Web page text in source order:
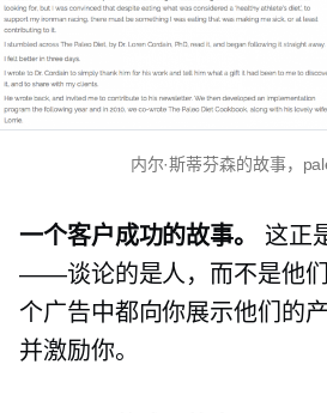
内尔·斯蒂芬森的故事，
一个客户成功的故事。
这正
——谈论的是人，而不是他
个广告中都向你展示他们的
并激励你。